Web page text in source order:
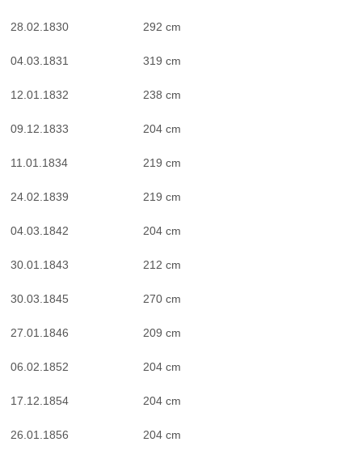
28.02.1830 292 cm
04.03.1831 319 cm
12.01.1832 238 cm
09.12.1833 204 cm
11.01.1834 219 cm
24.02.1839 219 cm
04.03.1842 204 cm
30.01.1843 212 cm
30.03.1845 270 cm
27.01.1846 209 cm
06.02.1852 204 cm
17.12.1854 204 cm
26.01.1856 204 cm